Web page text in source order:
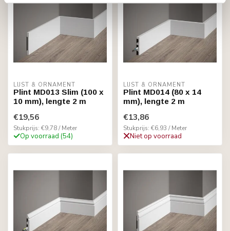
LIJST & ORNAMENT
Plint MD013 Slim (100 x
10 mm), lengte 2 m
€19,56
Stukprijs: €9,78 / Meter
Op voorraad (54)
LIJST & ORNAMENT
Plint MD014 (80 x 14
mm), lengte 2 m
€13,86
Stukprijs: €6,93 / Meter
Niet op voorraad